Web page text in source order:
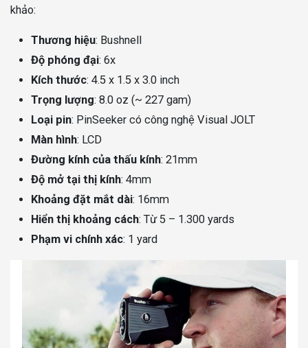
khảo:
Thương hiệu: Bushnell
Độ phóng đại: 6x
Kích thước: 4.5 x 1.5 x 3.0 inch
Trọng lượng: 8.0 oz (~ 227 gam)
Loại pin: PinSeeker có công nghệ Visual JOLT
Màn hình: LCD
Đường kính của thấu kính: 21mm
Độ mở tại thị kính: 4mm
Khoảng đặt mắt dài: 16mm
Hiển thị khoảng cách: Từ 5 – 1.300 yards
Phạm vi chính xác: 1 yard